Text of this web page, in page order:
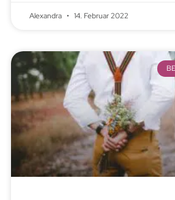
Alexandra 14. Februar 2022